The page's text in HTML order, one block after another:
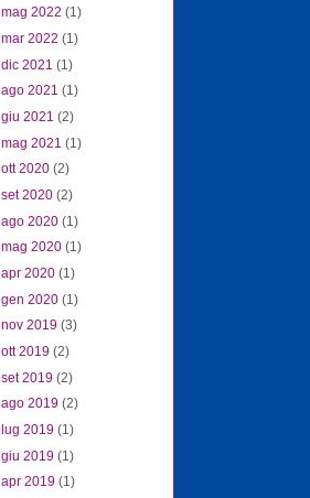
mag 2022 (1)
mar 2022 (1)
dic 2021 (1)
ago 2021 (1)
giu 2021 (2)
mag 2021 (1)
ott 2020 (2)
set 2020 (2)
ago 2020 (1)
mag 2020 (1)
apr 2020 (1)
gen 2020 (1)
nov 2019 (3)
ott 2019 (2)
set 2019 (2)
ago 2019 (2)
lug 2019 (1)
giu 2019 (1)
apr 2019 (1)